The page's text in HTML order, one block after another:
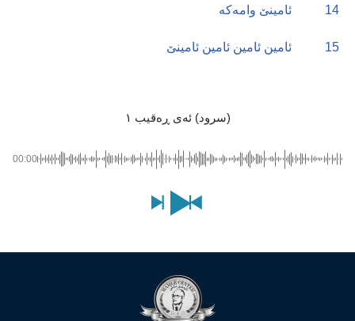
14 ئامینێ وامەکە
15 ئامین ئامین ئامین ئامینێ
(سرود) ئەی ڕەقیب ١
00:00